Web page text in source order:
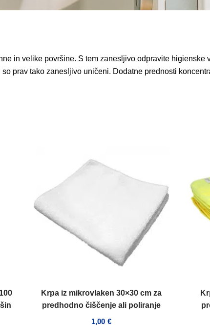
in velike površine. S tem zanesljivo odpravite higienske
prav tako zanesljivo uničeni. Dodatne prednosti
Krpa iz mikrovlaken 30×30 cm za
predhodno čiščenje ali poliranje
1,00 €